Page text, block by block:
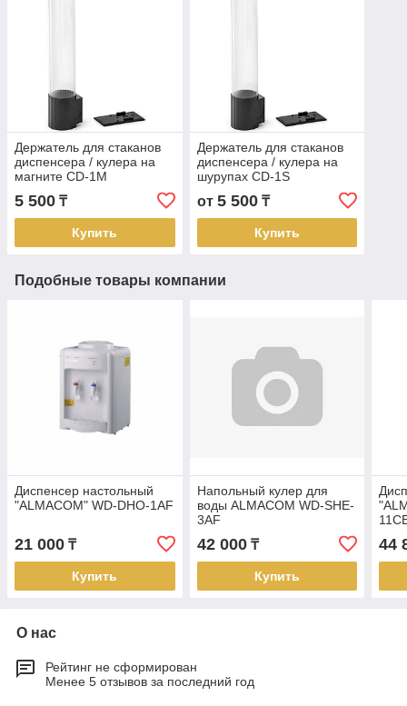
Держатель для стаканов
диспенсера / кулера на
магните CD-1M
5 500 ₸
Купить
Держатель для стаканов
диспенсера / кулера на
шурупах CD-1S
от 5 500₸
Купить
Подобные товары компании
Диспенсер настольный
"ALMACOM" WD-DHO-1AF
21 000 ₸
Купить
Напольный кулер для
воды ALMACOM WD-SHE-
3AF
42 000₸
Купить
44
О нас
Рейтинг не сформирован
Менее 5 отзывов за последний год